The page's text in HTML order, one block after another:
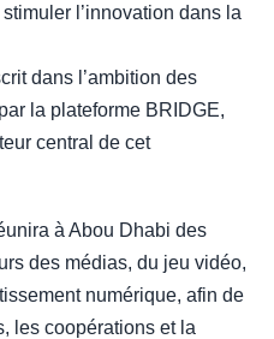
l’innovation dans la
dans l’ambition des
la plateforme BRIDGE,
central de cet
à Abou Dhabi des
des médias, du jeu vidéo,
numérique, afin de
les coopérations et la